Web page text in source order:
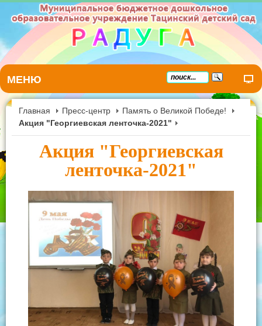
МЕНЮ
Главная Пресс-центр
Память о Великой Победе!
Акция "Георгиевская ленточка-2021"
Акция "Георгиевская
ленточка-2021"